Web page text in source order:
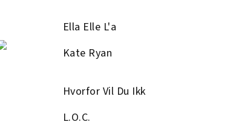
Ella Elle L'a
Kate Ryan
Hvorfor Vil Du Ikk
L.O.C.